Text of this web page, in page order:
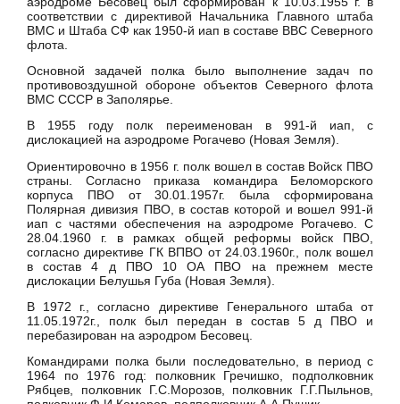
соответствии с директивой Начальника Главного штаба
ВМС и Штаба СФ как 1950-й иап в составе ВВС Северного
флота.
Основной задачей полка было выполнение задач по
противовоздушной обороне объектов Северного флота
ВМС СССР в Заполярье.
В 1955 году полк переименован в 991-й иап, с
дислокацией на аэродроме Рогачево (Новая Земля).
Ориентировочно в 1956 г. полк вошел в состав Войск ПВО
страны. Согласно приказа командира Беломорского
корпуса ПВО от 30.01.1957г. была сформирована
Полярная дивизия ПВО, в состав которой и вошел 991-й
иап с частями обеспечения на аэродроме Рогачево. С
28.04.1960 г. в рамках общей реформы войск ПВО,
согласно директиве ГК ВПВО от 24.03.1960г., полк вошел
в состав 4 д ПВО 10 ОА ПВО на прежнем месте
дислокации Белушья Губа (Новая Земля).
В 1972 г., согласно директиве Генерального штаба от
11.05.1972г., полк был передан в состав 5 д ПВО и
перебазирован на аэродром Бесовец.
Командирами полка были последовательно, в период с
1964 по 1976 год: полковник Гречишко, подполковник
Рябцев, полковник Г.С.Морозов, полковник Г.Г.Пыльнов,